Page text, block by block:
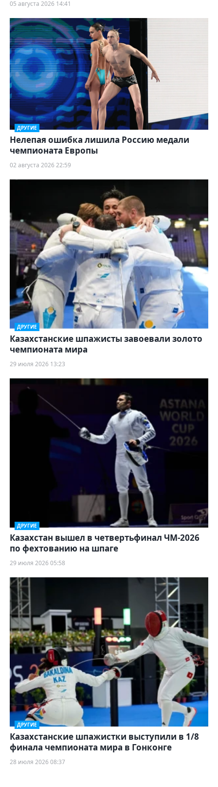
05 августа 2026 14:41
ДРУГИЕ
Нелепая ошибка лишила Россию медали
чемпионата Европы
02 августа 2026 22:59
ДРУГИЕ
Казахстанские шпажисты завоевали золото
чемпионата мира
29 июля 2026 13:23
ДРУГИЕ
Казахстан вышел в четвертьфинал ЧМ-2026
по фехтованию на шпаге
29 июля 2026 05:58
ДРУГИЕ
Казахстанские шпажистки выступили в 1/8
финала чемпионата мира в Гонконге
28 июля 2026 08:37